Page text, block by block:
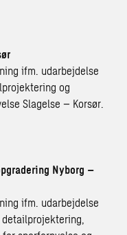
ifm. udarbejdelse
og
Slagelse – Korsør.
Nyborg –
ifm. udarbejdelse